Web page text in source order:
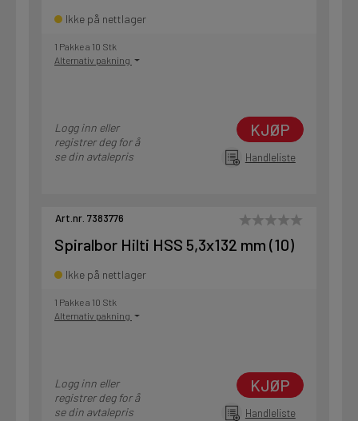
Ikke på nettlager
1 Pakke a 10 Stk
Alternativ pakning
Logg inn eller
registrer deg for å
se din avtalepris
KJØP
Handleliste
Art.nr. 7383776
Spiralbor Hilti HSS 5,3x132 mm (10)
Ikke på nettlager
1 Pakke a 10 Stk
Alternativ pakning
Logg inn eller
registrer deg for å
se din avtalepris
KJØP
Handleliste